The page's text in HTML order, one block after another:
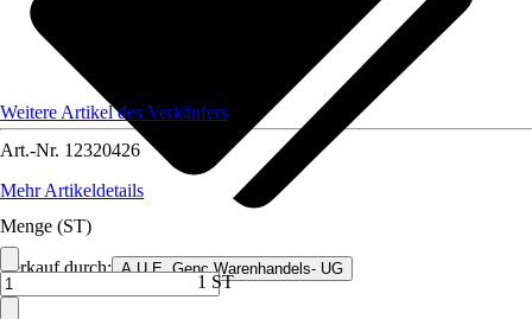
Verkauf durch: A.U.E. Genc Warenhandels- UG
Weitere Artikel des Verkäufers
Art.-Nr. 12320426
Mehr Artikeldetails
Menge (ST)
1 ST